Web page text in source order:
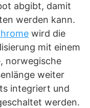
abgibt, damit
werden kann.
wird die
mit einem
norwegische
weiter
integriert und
werden.